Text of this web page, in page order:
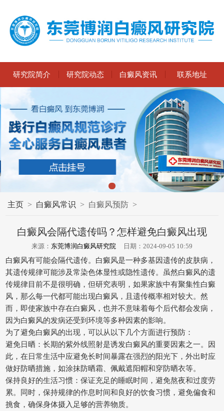
研究院简介 研究院动态 白癜风资讯 联系地址
主页 > 白癜风常识 > 白癜风预防 >
白癜风会隔代遗传吗？怎样避免白癜风出现
来源： 东莞博润白癜风研究院 日期：2024-09-05 10:59
白癜风有可能会隔代遗传。白癜风是一种多基因遗传的皮肤病，
其遗传规律可能涉及常染色体显性或隐性遗传。虽然白癜风的遗
传规律目前不是很明确，但研究表明，如果家族中有聚集性白癜
风，那么每一代都可能出现白癜风，且遗传概率相对较大。然
而，即使家族中存在白癜风，也并不意味着每个后代都会发病，
因为白癜风的发病还受到环境等多种因素的影响。
为了避免白癜风的出现，可以从以下几个方面进行预防：
避免日晒：长期的紫外线照射是诱发白癜风的重要因素之一。因
此，在日常生活中应避免长时间暴露在强烈的阳光下，外出时应
做好防晒措施，如涂抹防晒霜、佩戴遮阳帽和穿防晒衣等。
保持良好的生活习惯：保证充足的睡眠时间，避免熬夜和过度劳
累。同时，保持规律的作息时间和良好的饮食习惯，避免偏食和
挑食，确保身体摄入足够的营养物质。